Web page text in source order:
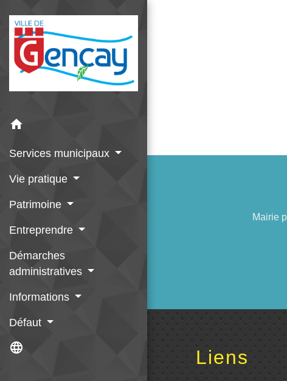
home
Services municipaux
Vie pratique
Patrimoine
Entreprendre
Démarches
administratives
Informations
Défaut
language
Mairie
Liens